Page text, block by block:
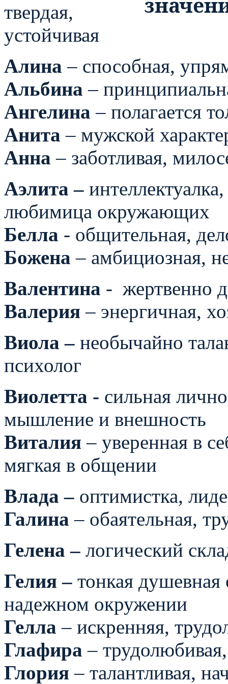
твердая,
устойчивая
Алина – способная,
Альбина –
Ангелина – полагается
Анита – мужской
Анна – заботливая,
Аэлита –
любимица окружающих
Белла - общительная,
Божена – амбициозная,
Валентина - жертвенно
Валерия – энергичная,
Виола – необычайно
психолог
Виолетта - сильная
мышление и внешность
Виталия – уверенная в
мягкая в общении
Влада – оптимистка,
Галина – обаятельная,
Гелена – логический
Гелия – тонкая душевная
надежном окружении
Гелла – искренняя,
Глафира –
Глория – талантливая,